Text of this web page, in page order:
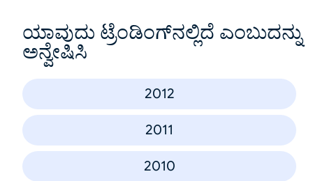
ಯಾವುದು ಟ್ರೆಂಡಿಂಗ್‌ನಲ್ಲಿದೆ ಎಂಬುದನ್ನು
ಅನ್ವೇಷಿಸಿ
2012
2011
2010